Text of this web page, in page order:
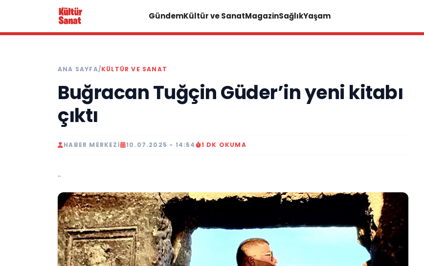
GündemKültür ve SanatMagazinSağlıkYaşam
ANA SAYFA/KÜLTÜR VE SANAT
Buğracan Tuğçin Güder’in yeni kitabı
çıktı
HABER MERKEZI 10.07.2025 - 14:54 1 DK OKUMA
..